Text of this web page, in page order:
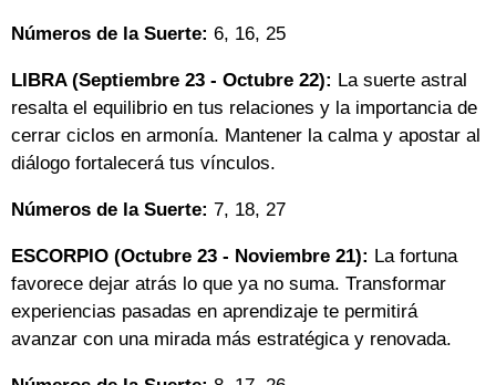
Números de la Suerte: 6, 16, 25
LIBRA (Septiembre 23 - Octubre 22): La suerte astral
resalta el equilibrio en tus relaciones y la importancia de
cerrar ciclos en armonía. Mantener la calma y apostar al
diálogo fortalecerá tus vínculos.
Números de la Suerte: 7, 18, 27
ESCORPIO (Octubre 23 - Noviembre 21): La fortuna
favorece dejar atrás lo que ya no suma. Transformar
experiencias pasadas en aprendizaje te permitirá
avanzar con una mirada más estratégica y renovada.